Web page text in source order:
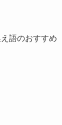
語のおすすめ